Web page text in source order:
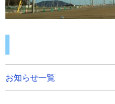
お知らせ一覧